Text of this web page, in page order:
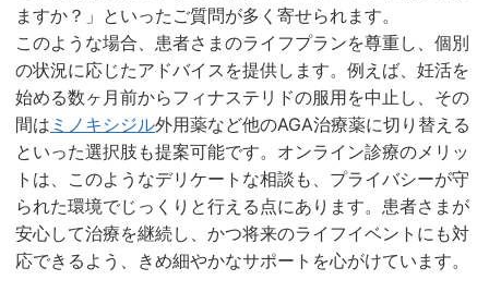
ますか？」といったご質問が多く寄せられます。
このような場合、患者さまのライフプランを尊重し、個別
の状況に応じたアドバイスを提供します。例えば、妊活を
始める数ヶ月前からフィナステリドの服用を中止し、その
間は ミノキシジル外用薬など他のAGA治療薬に切り替える
といった選択肢も提案可能です。オンライン診療のメリッ
トは、このようなデリケートな相談も、プライバシーが守
られた環境でじっくりと行える点にあります。患者さまが
安心して治療を継続し、かつ将来のライフイベントにも対
応できるよう、きめ細やかなサポートを心がけています。